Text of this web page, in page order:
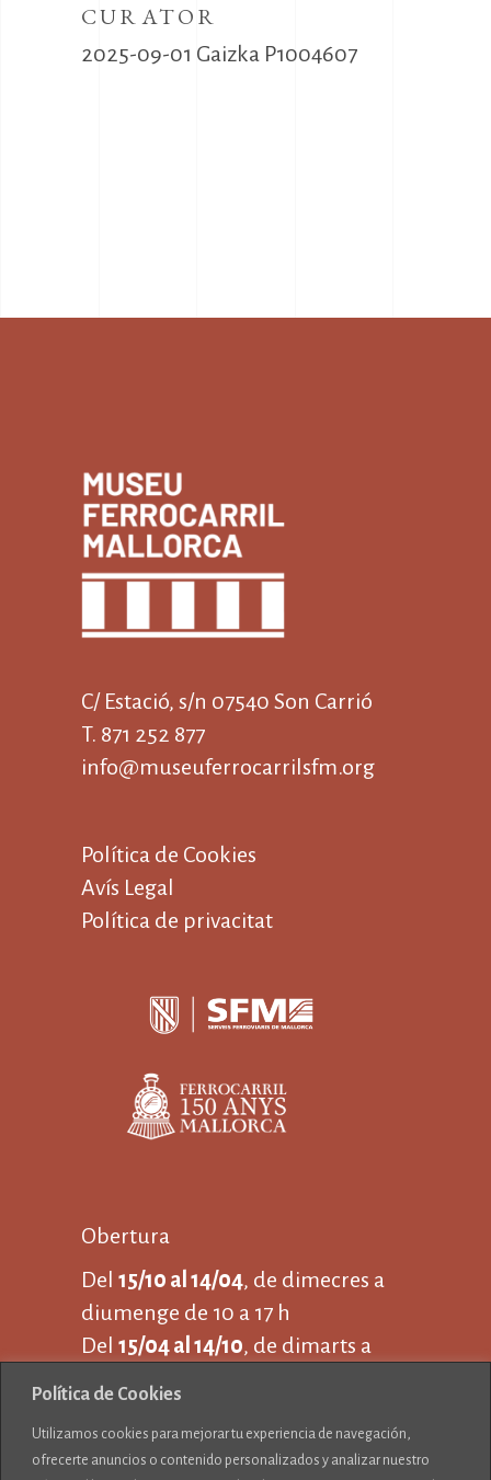
Política de Cookies
Utilizamos cookies para mejorar tu experiencia de navegación,
ofrecerte anuncios o contenido personalizados y analizar nuestro
CURATOR
2025-09-01 Gaizka P1004607
C/ Estació, s/n 07540 Son Carrió
T. 871 252 877
info@museuferrocarrilsfm.org
Política de Cookies
Avís Legal
Política de privacitat
Obertura
Del 15/10 al 14/04, de dimecres a
diumenge de 10 a 17 h
Del 15/04 al 14/10, de dimarts a
19 h